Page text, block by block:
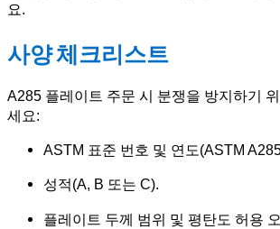
요.
사양 체크리스트
A285 플레이트 주문 시 분쟁을 방지하기
세요:
ASTM 표준 번호 및 연도(ASTM
성적(A, B 또는 C).
플레이트 두께 범위 및 평탄도 허용